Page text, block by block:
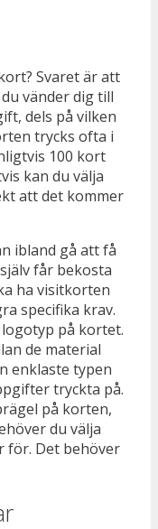
Svaret är att
vänder dig till
dels på vilken
trycks ofta i
100 kort
kan du välja
att det kommer
ibland gå att få
får bekosta
ha visitkorten
specifika krav.
på kortet.
de material
enklaste typen
tryckta på.
på korten,
du välja
för. Det behöver